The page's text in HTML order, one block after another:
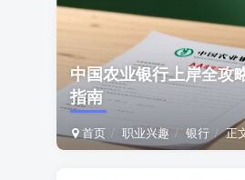
中国农业银行上岸全攻
指南
首页 职业兴趣 银行 正